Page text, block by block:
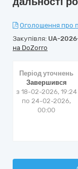
Оголошення про
Закупівля: UA-
на DoZorro
Період уточнень
Завершився
з 18-02-2026, 19:24
по 24-02-2026,
00:00